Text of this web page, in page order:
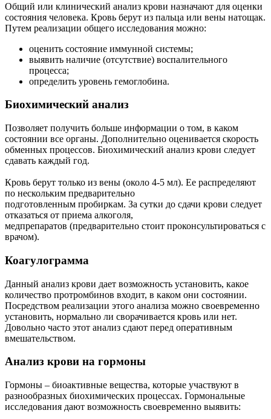
Общий или клинический анализ крови назначают для оценки
состояния человека. Кровь берут из пальца или вены натощак.
Путем реализации общего исследования можно:
оценить состояние иммунной системы;
выявить наличие (отсутствие) воспалительного
процесса;
определить уровень гемоглобина.
Биохимический анализ
Позволяет получить больше информации о том, в каком
состоянии все органы. Дополнительно оценивается скорость
обменных процессов. Биохимический анализ крови следует
сдавать каждый год.
Кровь берут только из вены (около 4-5 мл). Ее распределяют
по нескольким предварительно
подготовленным пробиркам. За сутки до сдачи крови следует
отказаться от приема алкоголя,
медпрепаратов (предварительно стоит проконсультироваться с
врачом).
Коагулограмма
Данный анализ крови дает возможность установить, какое
количество протромбинов входит, в каком они состоянии.
Посредством реализации этого анализа можно своевременно
установить, нормально ли сворачивается кровь или нет.
Довольно часто этот анализ сдают перед оперативным
вмешательством.
Анализ крови на гормоны
Гормоны – биоактивные вещества, которые участвуют в
разнообразных биохимических процессах. Гормональные
исследования дают возможность своевременно выявить: